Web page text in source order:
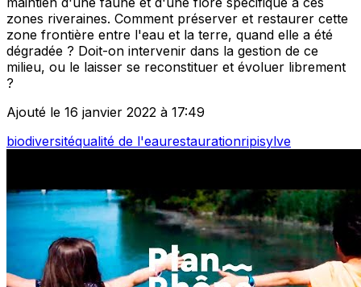
zones riveraines. Comment préserver et restaurer cette
zone frontière entre l'eau et la terre, quand elle a été
dégradée ? Doit-on intervenir dans la gestion de ce
milieu, ou le laisser se reconstituer et évoluer librement
?
Ajouté le 16 janvier 2022 à 17:49
biodiversitéqualité de l'eaurestaurationripisylve